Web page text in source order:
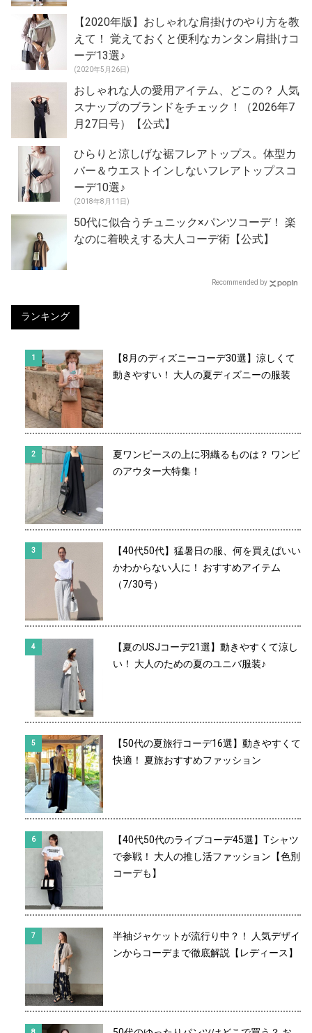
【2020年版】おしゃれな肩掛けのやり方を教
えて！ 覚えておくと便利なカンタン肩掛けコ
ーデ13選♪
(2020年5月26日)
おしゃれな人の愛用アイテム、どこの？ 人気
スナップのブランドをチェック！（2026年7
月27日号）【公式】
ひらりと涼しげな裾フレアトップス。体型カ
バー＆ウエストインしないフレアトップスコ
ーデ10選♪
(2018年8月11日)
50代に似合うチュニック×パンツコーデ！ 楽
なのに着映えする大人コーデ術【公式】
Recommended by
ランキング
【8月のディズニーコーデ30選】涼しくて
動きやすい！ 大人の夏ディズニーの服装
夏ワンピースの上に羽織るものは？ ワンピ
のアウター大特集！
【40代50代】猛暑日の服、何を買えばいい
かわからない人に！ おすすめアイテム
（7/30号）
【夏のUSJコーデ21選】動きやすくて涼し
い！ 大人のための夏のユニバ服装♪
【50代の夏旅行コーデ16選】動きやすくて
快適！ 夏旅おすすめファッション
【40代50代のライブコーデ45選】Tシャツ
で参戦！ 大人の推し活ファッション【色別
コーデも】
半袖ジャケットが流行り中？！ 人気デザイ
ンからコーデまで徹底解説【レディース】